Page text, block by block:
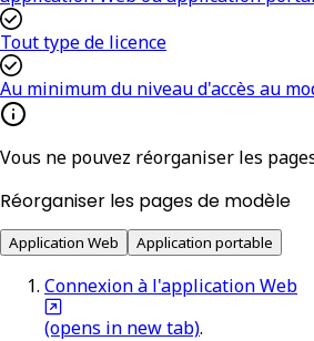
Tout type de licence
Au minimum du niveau d'accès au
Vous ne pouvez réorganiser les
Réorganiser les pages de modèle
Application Web Application portable
Connexion à l'application Web
(opens in new tab).